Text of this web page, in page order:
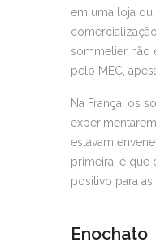
em uma loja ou
sommelier não
pelo MEC,
Na França, os
estavam
primeira, é que
positivo para
Enochato